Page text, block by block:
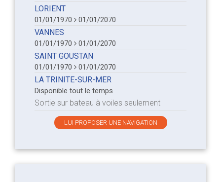
LORIENT
01/01/1970 01/01/2070
VANNES
01/01/1970 01/01/2070
SAINT GOUSTAN
01/01/1970 01/01/2070
LA TRINITE-SUR-MER
Disponible tout le temps
Sortie sur bateau à voiles seulement
LUI PROPOSER UNE NAVIGATION